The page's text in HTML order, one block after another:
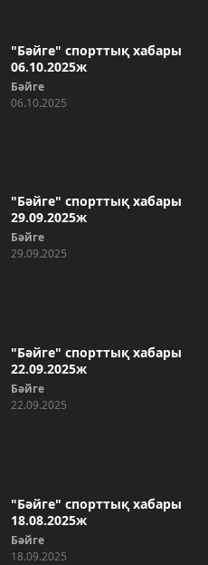
"Бәйге" спорттық хабары
06.10.2025ж
Бәйге
06.10.2025
"Бәйге" спорттық хабары
29.09.2025ж
Бәйге
29.09.2025
"Бәйге" спорттық хабары
22.09.2025ж
Бәйге
22.09.2025
"Бәйге" спорттық хабары
18.08.2025ж
Бәйге
18.09.2025